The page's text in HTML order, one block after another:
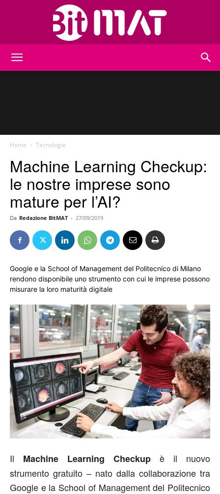
Home Tecnologie
Machine Learning Checkup:
le nostre imprese sono
mature per l’AI?
Da Redazione BitMAT - 27/09/2019
Google e la School of Management del Politecnico di Milano
rendono disponibile uno strumento con cui le imprese possono
misurare la loro maturità digitale
Il Machine Learning Checkup è il nuovo
strumento gratuito – nato dalla collaborazione tra
Google e la School of Management del Politecnico